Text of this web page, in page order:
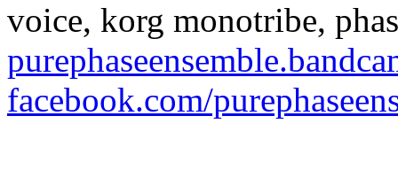
voice, korg monotribe,
facebook.com/